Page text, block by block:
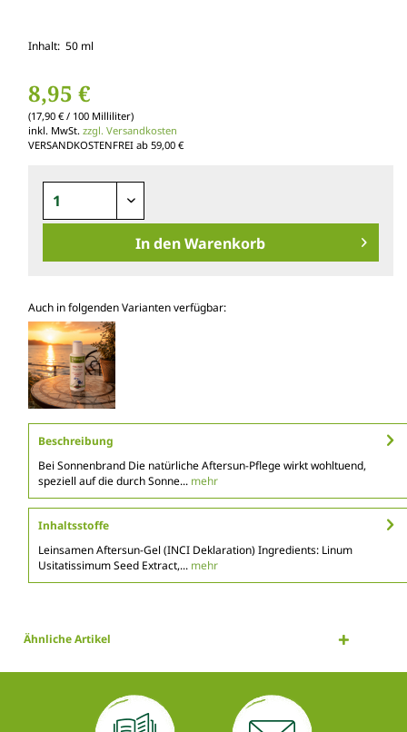
Inhalt: 50 ml
8,95 €
(17,90 € / 100 Milliliter)
inkl. MwSt. zzgl. Versandkosten
VERSANDKOSTENFREI ab 59,00 €
In den Warenkorb
Auch in folgenden Varianten verfügbar:
Beschreibung
Bei Sonnenbrand Die natürliche Aftersun-Pflege wirkt wohltuend,
speziell auf die durch Sonne... mehr
Inhaltsstoffe
Leinsamen Aftersun-Gel (INCI Deklaration) Ingredients: Linum
Usitatissimum Seed Extract,... mehr
Ähnliche Artikel